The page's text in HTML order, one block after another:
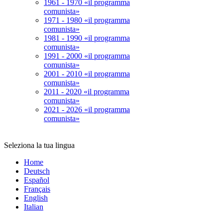
1961 - 1970 «il programma
comunista»
1971 - 1980 «il programma
comunista»
1981 - 1990 «il programma
comunista»
1991 - 2000 «il programma
comunista»
2001 - 2010 «il programma
comunista»
2011 - 2020 «il programma
comunista»
2021 - 2026 «il programma
comunista»
Seleziona la tua lingua
Home
Deutsch
Español
Français
English
Italian